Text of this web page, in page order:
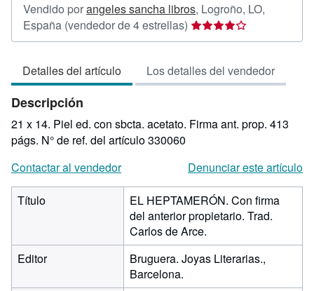
Vendido porangeles sancha libros, Logroño, LO,
España (vendedor de 4 estrellas) Calificación
del
4
de
estrellas
Detalles del artículo Los detalles del vendedor
Descripción
21 x 14. Piel ed. con sbcta. acetato. Firma ant. prop. 413
págs. N° de ref. del artículo 330060
Contactar al vendedor
Denunciar este artículo
Título
EL HEPTAMERÓN. Con firma
del anterior propietario. Trad.
Carlos de Arce.
Editor
Bruguera. Joyas Literarias.,
Barcelona.